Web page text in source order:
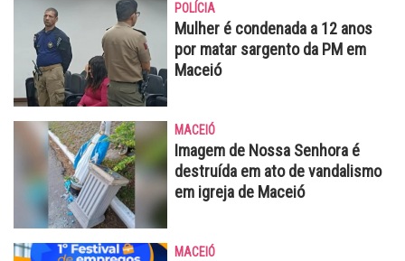
POLÍCIA
Mulher é condenada a 12 anos
por matar sargento da PM em
Maceió
MACEIÓ
Imagem de Nossa Senhora é
destruída em ato de vandalismo
em igreja de Maceió
MACEIÓ